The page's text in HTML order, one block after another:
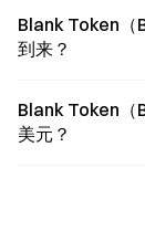
Blank Token（
到来？
Blank Token（
美元？